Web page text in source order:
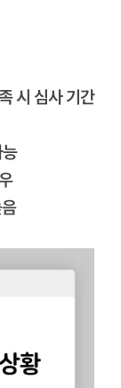
시 심사 기간